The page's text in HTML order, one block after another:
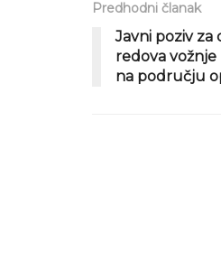
Predhodni članak
Javni poziv
redova
na području